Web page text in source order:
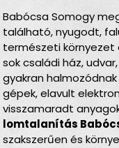
Babócsa Somogy
található, nyugodt,
természeti környezet
sok családi ház,
gyakran
gépek, elavult
visszamaradt
lomtalanítás
szakszerűen és